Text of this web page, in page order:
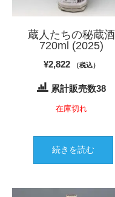
蔵人たちの秘蔵酒
720ml (2025)
¥2,822 （税込）
累計販売数38
在庫切れ
続きを読む